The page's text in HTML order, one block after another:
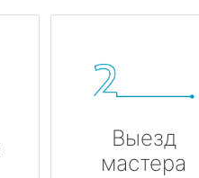
Выезд
мастера